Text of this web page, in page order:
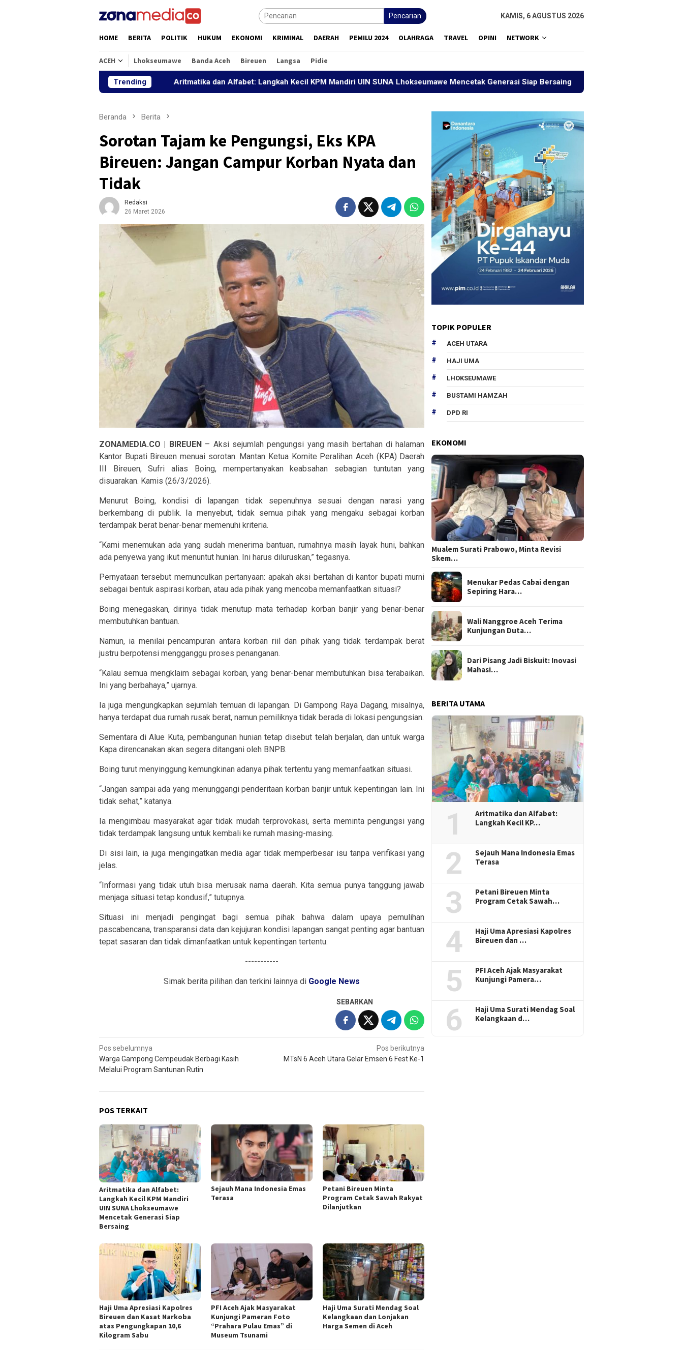
Pencarian KAMIS, 6 AGUSTUS 2026
HOME BERITA POLITIK HUKUM EKONOMI KRIMINAL DAERAH PEMILU 2024 OLAHRAGA TRAVEL OPINI NETWORK
ACEH Lhokseumawe Banda Aceh Bireuen Langsa Pidie
Trending
Aritmatika dan Alfabet: Langkah Kecil KPM Mandiri UIN SUNA Lhokseumawe Mencetak Generasi Siap Bersaing Sejauh Mana Indonesia Emas Terasa
Beranda Berita
Sorotan Tajam ke Pengungsi, Eks KPA
Bireuen: Jangan Campur Korban Nyata dan
Tidak
Redaksi
26 Maret 2026
ZONAMEDIA.CO | BIREUEN – Aksi sejumlah pengungsi yang masih bertahan di halaman
Kantor Bupati Bireuen menuai sorotan. Mantan Ketua Komite Peralihan Aceh (KPA) Daerah
III Bireuen, Sufri alias Boing, mempertanyakan keabsahan sebagian tuntutan yang
disuarakan. Kamis (26/3/2026).
Menurut Boing, kondisi di lapangan tidak sepenuhnya sesuai dengan narasi yang
berkembang di publik. Ia menyebut, tidak semua pihak yang mengaku sebagai korban
terdampak berat benar-benar memenuhi kriteria.
“Kami menemukan ada yang sudah menerima bantuan, rumahnya masih layak huni, bahkan
ada penyewa yang ikut menuntut hunian. Ini harus diluruskan,” tegasnya.
Pernyataan tersebut memunculkan pertanyaan: apakah aksi bertahan di kantor bupati murni
sebagai bentuk aspirasi korban, atau ada pihak yang mencoba memanfaatkan situasi?
Boing menegaskan, dirinya tidak menutup mata terhadap korban banjir yang benar-benar
membutuhkan bantuan.
Namun, ia menilai pencampuran antara korban riil dan pihak yang tidak terdampak berat
justru berpotensi mengganggu proses penanganan.
“Kalau semua mengklaim sebagai korban, yang benar-benar membutuhkan bisa terabaikan.
Ini yang berbahaya,” ujarnya.
Ia juga mengungkapkan sejumlah temuan di lapangan. Di Gampong Raya Dagang, misalnya,
hanya terdapat dua rumah rusak berat, namun pemiliknya tidak berada di lokasi pengungsian.
Sementara di Alue Kuta, pembangunan hunian tetap disebut telah berjalan, dan untuk warga
Kapa direncanakan akan segera ditangani oleh BNPB.
Boing turut menyinggung kemungkinan adanya pihak tertentu yang memanfaatkan situasi.
“Jangan sampai ada yang menunggangi penderitaan korban banjir untuk kepentingan lain. Ini
tidak sehat,” katanya.
Ia mengimbau masyarakat agar tidak mudah terprovokasi, serta meminta pengungsi yang
tidak terdampak langsung untuk kembali ke rumah masing-masing.
Di sisi lain, ia juga mengingatkan media agar tidak memperbesar isu tanpa verifikasi yang
jelas.
“Informasi yang tidak utuh bisa merusak nama daerah. Kita semua punya tanggung jawab
menjaga situasi tetap kondusif,” tutupnya.
Situasi ini menjadi pengingat bagi semua pihak bahwa dalam upaya pemulihan
pascabencana, transparansi data dan kejujuran kondisi lapangan sangat penting agar bantuan
tepat sasaran dan tidak dimanfaatkan untuk kepentingan tertentu.
-----------
Simak berita pilihan dan terkini lainnya di Google News
SEBARKAN
Navigasi
pos
Pos sebelumnya
Warga Gampong Cempeudak Berbagi Kasih
Melalui Program Santunan Rutin
Pos berikutnya
MTsN 6 Aceh Utara Gelar Emsen 6 Fest Ke-1
POS TERKAIT
Aritmatika dan Alfabet:
Langkah Kecil KPM Mandiri
UIN SUNA Lhokseumawe
Mencetak Generasi Siap
Bersaing
Sejauh Mana Indonesia Emas
Terasa
Petani Bireuen Minta
Program Cetak Sawah Rakyat
Dilanjutkan
Haji Uma Apresiasi Kapolres
Bireuen dan Kasat Narkoba
atas Pengungkapan 10,6
Kilogram Sabu
PFI Aceh Ajak Masyarakat
Kunjungi Pameran Foto
“Prahara Pulau Emas” di
Museum Tsunami
Haji Uma Surati Mendag Soal
Kelangkaan dan Lonjakan
Harga Semen di Aceh
TOPIK POPULER
ACEH UTARA
HAJI UMA
LHOKSEUMAWE
BUSTAMI HAMZAH
DPD RI
EKONOMI
Mualem Surati Prabowo, Minta Revisi
Skem…
Menukar Pedas Cabai dengan
Sepiring Hara…
Wali Nanggroe Aceh Terima
Kunjungan Duta…
Dari Pisang Jadi Biskuit: Inovasi
Mahasi…
BERITA UTAMA
1
Aritmatika dan Alfabet:
Langkah Kecil KP…
2
Sejauh Mana Indonesia Emas
Terasa
3
Petani Bireuen Minta
Program Cetak Sawah…
4
Haji Uma Apresiasi Kapolres
Bireuen dan …
5
PFI Aceh Ajak Masyarakat
Kunjungi Pamera…
6
Haji Uma Surati Mendag Soal
Kelangkaan d…